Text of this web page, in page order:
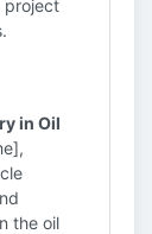
project
in Oil
the oil